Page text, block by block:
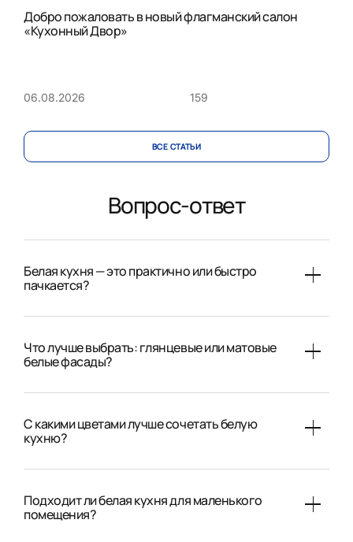
Добро пожаловать в новый флагманский салон
«Кухонный Двор»
06.08.2026 159
ВСЕ CТАТЬИ
Вопрос-ответ
Белая кухня — это практично или быстро
пачкается?
Что лучше выбрать: глянцевые или матовые
белые фасады?
С какими цветами лучше сочетать белую
кухню?
Подходит ли белая кухня для маленького
помещения?